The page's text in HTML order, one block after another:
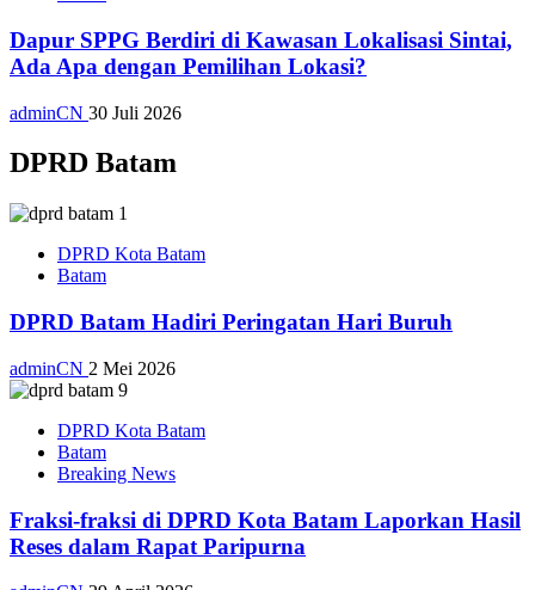
Dapur SPPG Berdiri di Kawasan Lokalisasi Sintai,
Ada Apa dengan Pemilihan Lokasi?
adminCN 30 Juli 2026
DPRD Batam
DPRD Kota Batam
Batam
DPRD Batam Hadiri Peringatan Hari Buruh
adminCN 2 Mei 2026
DPRD Kota Batam
Batam
Breaking News
Fraksi-fraksi di DPRD Kota Batam Laporkan Hasil
Reses dalam Rapat Paripurna